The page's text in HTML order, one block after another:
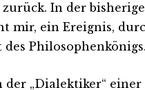
In der
mir, ein Ereignis,
Philosophenkönigs.
der „Dialektiker“